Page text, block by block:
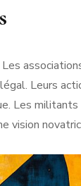
Leurs
Les militants
vision